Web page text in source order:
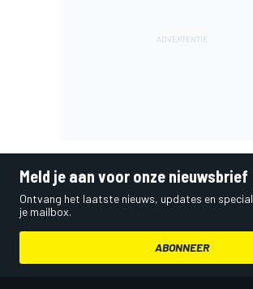
Meld je aan voor onze nieuwsbrief
Ontvang het laatste nieuws, updates en
je mailbox.
ABONNEER